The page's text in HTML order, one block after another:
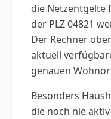
die Netzentgelte
der PLZ 04821
Der Rechner
aktuell
genauen
Besonders
die noch nie